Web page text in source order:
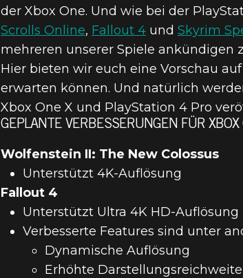
der Xbox One. Und wie bei der
Scrolls Online, Fallout 4 und Skyrim
mehreren unserer Spiele ankündigen
Hier bieten wir euch eine Vorschau
erwarten können. Und natürlich
Xbox One X und PlayStation 4 Pro
GEPLANTE VERBESSERUNGEN FÜR XBOX
Wolfenstein II: The New Colossus
Unterstützt 4K-Auflösung
Fallout 4
Unterstützt Ultra 4K HD-Auflösung
Verbesserte Features sind unter
Dynamische Auflösung
Erhöhte